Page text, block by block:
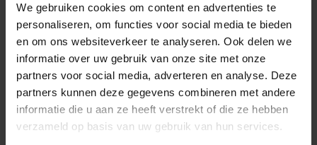
We gebruiken cookies om content en advertenties te
personaliseren, om functies voor social media te bieden
en om ons websiteverkeer te analyseren. Ook delen we
informatie over uw gebruik van onze site met onze
partners voor social media, adverteren en analyse. Deze
partners kunnen deze gegevens combineren met andere
informatie die u aan ze heeft verstrekt of die ze hebben
verzameld op basis van uw gebruik van hun services.
Kussensloopmateriaal Stof
Productserie
Productreeks/familie Kussen Set